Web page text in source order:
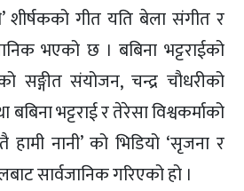
शीर्षकको गीत यति बेला संगीत र
भएको छ । बबिना भट्टराईको
सङ्गीत संयोजन, चन्द्र चौधरीको
बबिना भट्टराई र तेरेसा विश्वकर्माको
नानी’ को भिडियो ‘सृजना र
सार्वजानिक गरिएको हो ।